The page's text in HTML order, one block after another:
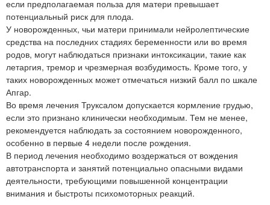
если предполагаемая польза для матери превышает
потенциальный риск для плода.
У новорожденных, чьи матери принимали нейролептические
средства на последних стадиях беременности или во время
родов, могут наблюдаться признаки интоксикации, такие как
летаргия, тремор и чрезмерная возбудимость. Кроме того, у
таких новорожденных может отмечаться низкий балл по шкале
Апгар.
Во время лечения Труксалом допускается кормление грудью,
если это признано клинически необходимым. Тем не менее,
рекомендуется наблюдать за состоянием новорожденного,
особенно в первые 4 недели после рождения.
В период лечения необходимо воздержаться от вождения
автотранспорта и занятий потенциально опасными видами
деятельности, требующими повышенной концентрации
внимания и быстроты психомоторных реакций.